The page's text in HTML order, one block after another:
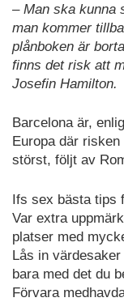
– Man ska kunna
man kommer
plånboken är
finns det risk att
Josefin Hamilton.
Barcelona är,
Europa där
störst, följt av
Ifs sex bästa tips
Var extra
platser med
Lås in
bara med det du
Förvara